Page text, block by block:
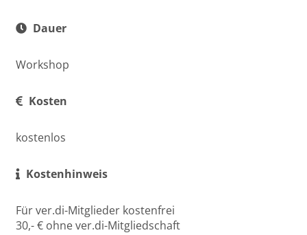
Dauer
Workshop
Kosten
kostenlos
Kostenhinweis
Für ver.di-Mitglieder kostenfrei
30,- € ohne ver.di-Mitgliedschaft